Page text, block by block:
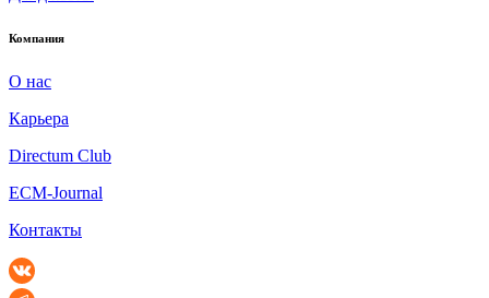
Компания
О нас
Карьера
Directum Club
ECM-Journal
Контакты